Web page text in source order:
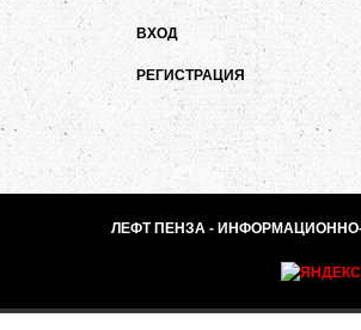
ВХОД
РЕГИСТРАЦИЯ
ЛЕФТ ПЕНЗА - ИНФОРМАЦИОННО-